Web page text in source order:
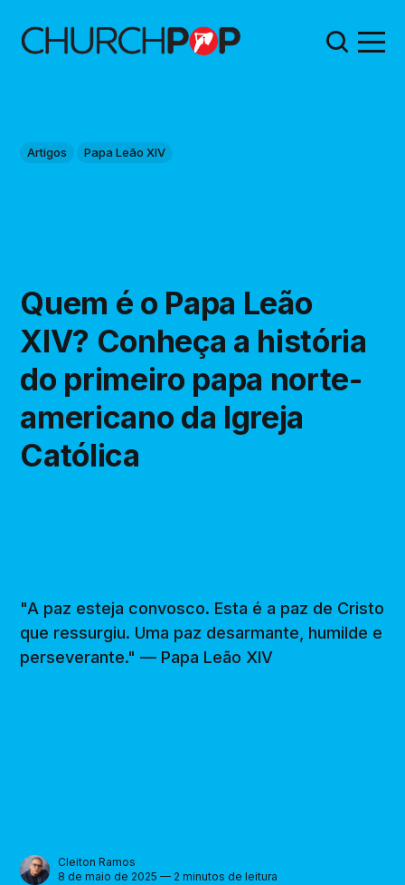
Artigos Papa Leão XIV
Quem é o Papa Leão
XIV? Conheça a história
do primeiro papa norte-
americano da Igreja
Católica
"A paz esteja convosco. Esta é a paz de Cristo
que ressurgiu. Uma paz desarmante, humilde e
perseverante." — Papa Leão XIV
Cleiton Ramos
8 de maio de 2025 — 2 minutos de leitura